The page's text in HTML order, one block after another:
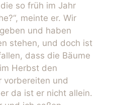
so früh im Jahr
meinte er. Wir
und haben
stehen, und doch ist
dass die Bäume
Herbst den
vorbereiten und
da ist er nicht allein.